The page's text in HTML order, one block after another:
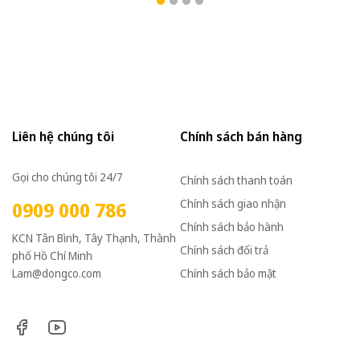
Liên hệ chúng tôi
Gọi cho chúng tôi 24/7
0909 000 786
KCN Tân Bình, Tây Thạnh, Thành
phố Hồ Chí Minh
Lam@dongco.com
Chính sách bán hàng
Chính sách thanh toán
Chính sách giao nhận
Chính sách bảo hành
Chính sách đổi trả
Chính sách bảo mật